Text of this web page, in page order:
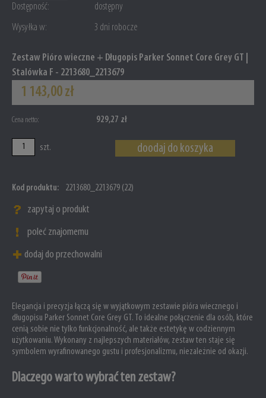
Dostępność:
dostępny
Wysyłka w:
3 dni robocze
Zestaw Pióro wieczne + Długopis Parker Sonnet Core Grey GT |
Stalówka F - 2213680_2213679
1 143,00 zł
Cena netto: 929,27 zł
szt. doodaj do koszyka
Kod produktu: 2213680_2213679 (22)
zapytaj o produkt
poleć znajomemu
dodaj do przechowalni
Elegancja i precyzja łączą się w wyjątkowym zestawie pióra wiecznego i
długopisu Parker Sonnet Core Grey GT. To idealne połączenie dla osób, które
cenią sobie nie tylko funkcjonalność, ale także estetykę w codziennym
użytkowaniu. Wykonany z najlepszych materiałów, zestaw ten staje się
symbolem wyrafinowanego gustu i profesjonalizmu, niezależnie od okazji.
Dlaczego warto wybrać ten zestaw?